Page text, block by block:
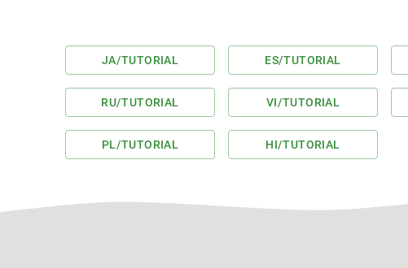
JA/TUTORIAL ES/TUTORIAL
RU/TUTORIAL VI/TUTORIAL
PL/TUTORIAL HI/TUTORIAL